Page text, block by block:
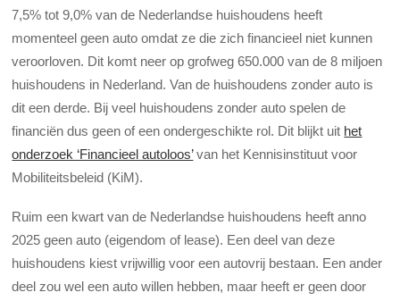
7,5% tot 9,0% van de Nederlandse huishoudens heeft
momenteel geen auto omdat ze die zich financieel niet kunnen
veroorloven. Dit komt neer op grofweg 650.000 van de 8 miljoen
huishoudens in Nederland. Van de huishoudens zonder auto is
dit een derde. Bij veel huishoudens zonder auto spelen de
financiën dus geen of een ondergeschikte rol. Dit blijkt uit het
onderzoek ‘Financieel autoloos’van het Kennisinstituut voor
Mobiliteitsbeleid (KiM).
Ruim een kwart van de Nederlandse huishoudens heeft anno
2025 geen auto (eigendom of lease). Een deel van deze
huishoudens kiest vrijwillig voor een autovrij bestaan. Een ander
deel zou wel een auto willen hebben, maar heeft er geen door